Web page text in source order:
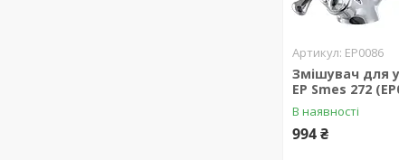
EP0086
Змішувач для
EP Smes 272
В наявності
994 ₴